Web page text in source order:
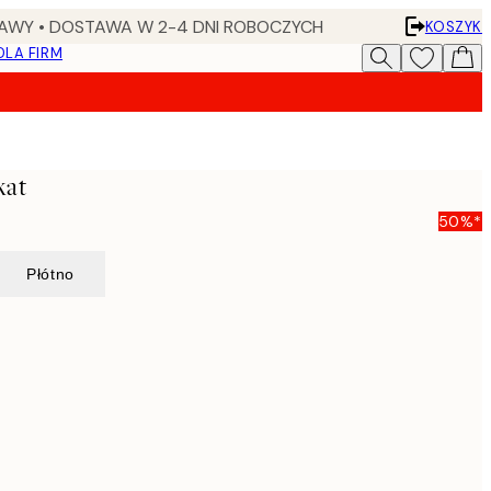
• DOSTAWA W 2-4 DNI ROBOCZYCH
KOSZYK
FIRM
50%*
Płótno